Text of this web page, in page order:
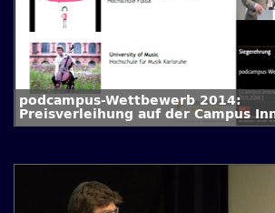
podcampus-Wettbewerb 2014:
Preisverleihung auf der Campus